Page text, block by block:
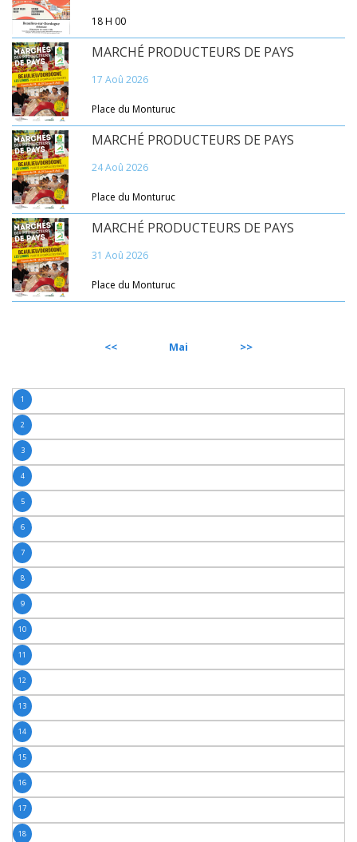
18 H 00
MARCHÉ PRODUCTEURS DE PAYS
17 Aoû 2026
Place du Monturuc
MARCHÉ PRODUCTEURS DE PAYS
24 Aoû 2026
Place du Monturuc
MARCHÉ PRODUCTEURS DE PAYS
31 Aoû 2026
Place du Monturuc
Mai
1
2
3
4
5
6
7
8
9
10
11
12
13
14
15
16
17
18